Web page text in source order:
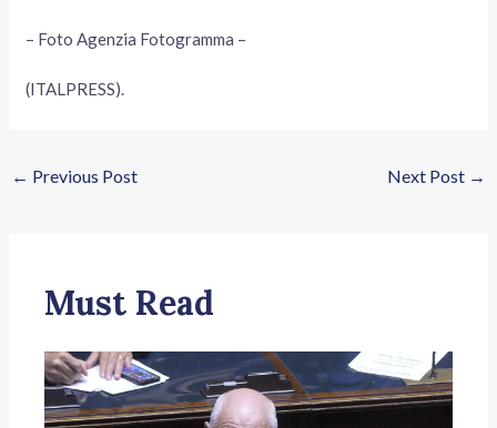
– Foto Agenzia Fotogramma –
(ITALPRESS).
← Previous Post Next Post →
Must Read